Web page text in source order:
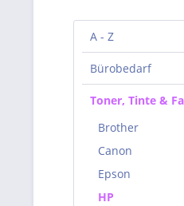
A - Z
Bürobedarf
Toner, Tinte &
Brother
Canon
Epson
HP